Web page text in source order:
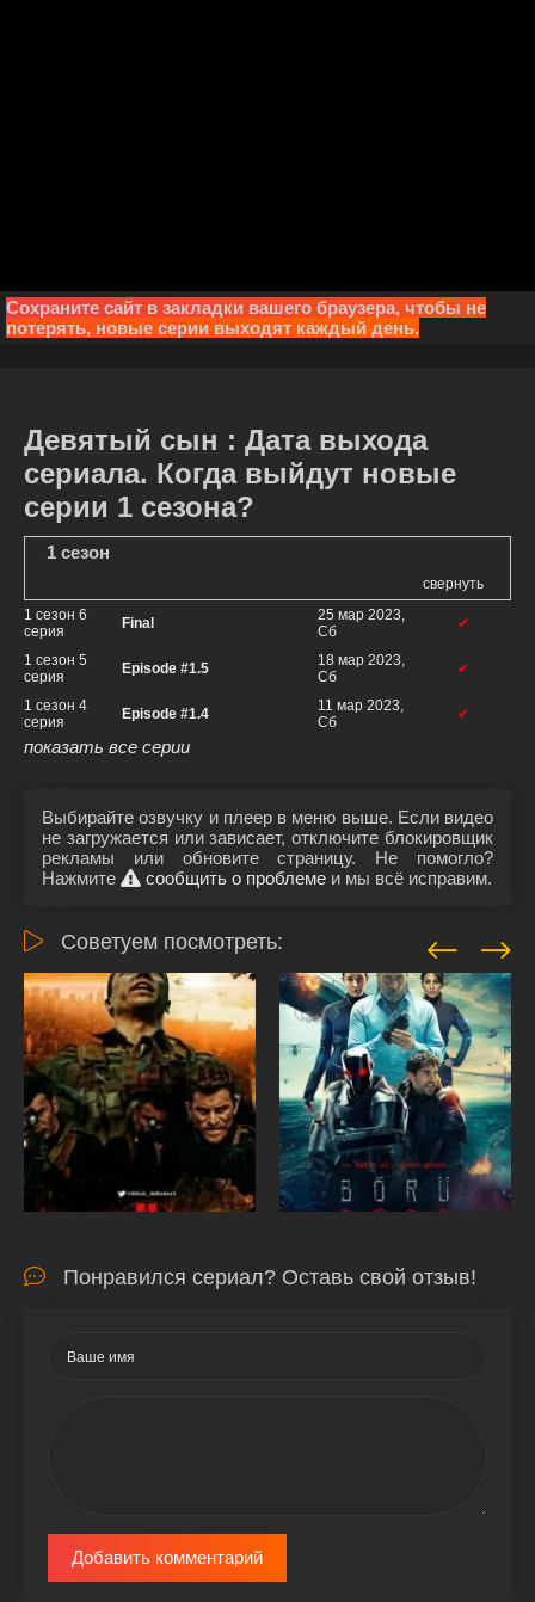
Сохраните сайт в закладки вашего браузера, чтобы не
потерять, новые серии выходят каждый день.
Девятый сын : Дата выхода
сериала. Когда выйдут новые
серии 1 сезона?
1 сезон
свернуть
1 сезон 6
серия
Final
25 мар 2023,
Сб
✔
1 сезон 5
серия
Episode #1.5
18 мар 2023,
Сб
✔
1 сезон 4
серия
Episode #1.4
11 мар 2023,
Сб
✔
показать все серии
Выбирайте озвучку и плеер в меню выше. Если видео
не загружается или зависает, отключите блокировщик
рекламы или обновите страницу. Не помогло?
Нажмите
сообщить о проблеме и мы всё исправим.
Советуем посмотреть:
Понравился сериал? Оставь свой отзыв!
Добавить комментарий